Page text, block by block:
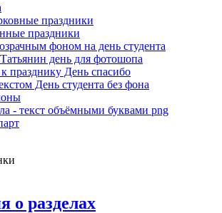
праздники
праздники
фоном на день студента
день для фотошопа
празднику День спасибо
День студента без фона
- текст объёмными буквами png
о разделах